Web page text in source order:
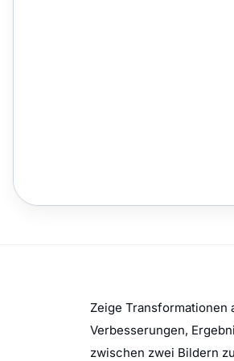
Zeige Transformationen
Verbesserungen,
zwischen zwei Bildern